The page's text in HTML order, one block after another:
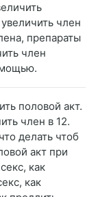
член
препараты
член
половой акт.
член в 12.
делать чтоб
акт при
как
как